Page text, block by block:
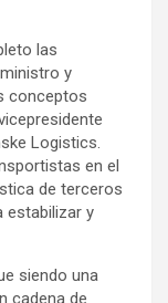
las
y
conceptos
Logistics.
en el
de terceros
estabilizar y
siendo una
cadena de